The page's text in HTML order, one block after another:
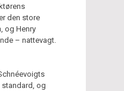
den store
og Henry
– nattevagt.
og